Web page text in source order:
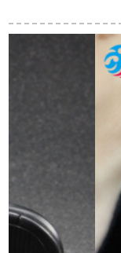
复古布44スナイズ